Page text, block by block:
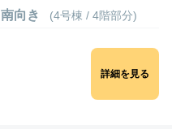
向き (4号棟 / 4階部分)
詳細を見る